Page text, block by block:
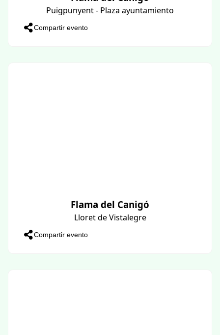
Puigpunyent - Plaza ayuntamiento
Compartir evento
Flama del Canigó
Lloret de Vistalegre
Compartir evento